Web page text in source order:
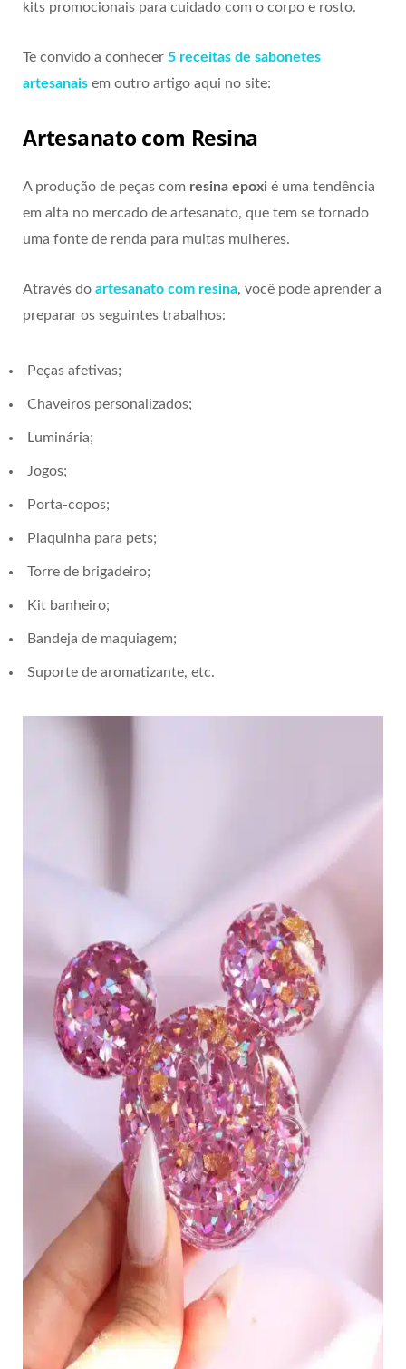
kits promocionais para cuidado com o corpo e rosto.
Te convido a conhecer 5 receitas de sabonetes
artesanais em outro artigo aqui no site:
Artesanato com Resina
A produção de peças com resina epoxi é uma tendência
em alta no mercado de artesanato, que tem se tornado
uma fonte de renda para muitas mulheres.
Através do artesanato com resina, você pode aprender a
preparar os seguintes trabalhos:
Peças afetivas;
Chaveiros personalizados;
Luminária;
Jogos;
Porta-copos;
Plaquinha para pets;
Torre de brigadeiro;
Kit banheiro;
Bandeja de maquiagem;
Suporte de aromatizante, etc.